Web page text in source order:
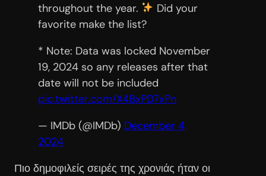
throughout the year.
Did your
favorite make the list?⁣
* Note: Data was locked November
19, 2024 so any releases after that
date will not be included
pic.twitter.com/X4BxPD7xPn
— IMDb (@IMDb) December 4,
2024
Πιο δημοφιλείς σειρές της χρονιάς ήταν οι